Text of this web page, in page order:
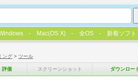
ング > ツール
評価 スクリーンショット ダウンロー
Mac(OS X) 全OS 新着ソフト